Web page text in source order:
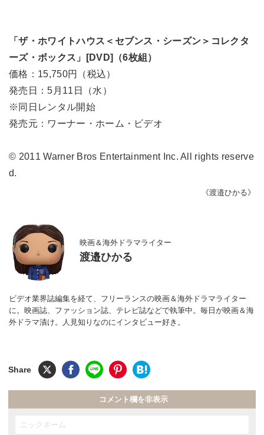
「ザ・ホワイトハウス＜セブンス・シーズン＞コレクタ
ーズ・ボックス」[DVD]（6枚組）
価格：15,750円（税込）
発売日：5月11日（水）
※同日レンタル開始
発売元：ワーナー・ホーム・ビデオ
© 2011 Warner Bros Entertainment Inc. All rights reserve
d.
《渡邉ひかる》
映画＆海外ドラマライター
渡邉ひかる
ビデオ業界誌編集を経て、フリーランスの映画＆海外ドラマライター
に。映画誌、ファッション誌、テレビ誌などで執筆中。毎日が映画＆海
外ドラマ漬け。人見知りなのにインタビュー好き。
コメント欄を非表示